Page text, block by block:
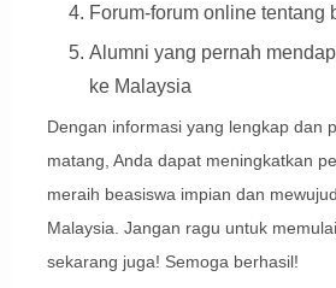
Forum-forum online tentang
Alumni yang pernah
ke Malaysia
Dengan informasi yang lengkap dan
matang, Anda dapat meningkatkan
meraih beasiswa impian dan
Malaysia. Jangan ragu untuk
sekarang juga! Semoga berhasil!